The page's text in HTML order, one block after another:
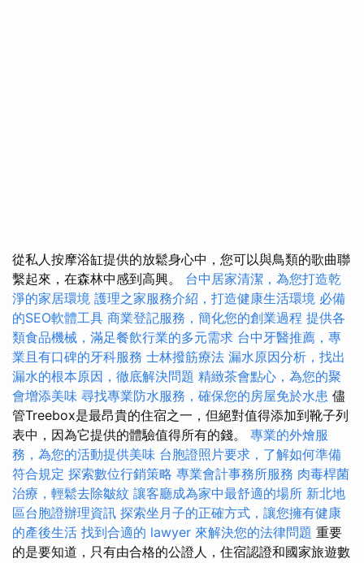
從私人按摩浴缸提供的放鬆身心中，您可以與鳥類的歌曲聯
繫起來，在森林中感到高興。 台中居家清潔，為您打造乾
淨的家居環境 護理之家服務介紹，打造健康生活環境 必備
的SEO軟體工具 商業登記服務，簡化您的創業過程 提供各
類食品機械，滿足餐飲行業的多元需求 台中牙醫推薦，專
業且有口碑的牙科服務 士林撥筋療法 漏水原因分析，找出
漏水的根本原因，徹底解決問題 精緻茶會點心，為您的聚
會增添美味 尋找專業防水服務，確保您的房屋免於水患 儘
管Treebox是最昂貴的住宿之一，但絕對值得添加到靴子列
表中，因為它提供的體驗值得所有的錢。 專業的外燴服
務，為您的活動提供美味 台胞證照片要求，了解如何準備
符合規定 探索數位行銷策略 專業會計事務所服務 肉毒桿菌
治療，輕鬆去除皺紋 讓客廳成為家中最舒適的場所 新北地
區台胞證辦理資訊 探索坐月子的正確方式，讓您擁有健康
的產後生活 找到合適的 lawyer 來解決您的法律問題 重要
的是要知道，只有由合格的公證人，住宿認證和國家旅遊數